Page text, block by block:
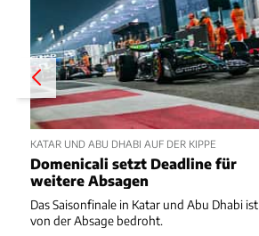
KATAR UND ABU DHABI AUF DER KIPPE
Domenicali setzt Deadline für
weitere Absagen
Das Saisonfinale in Katar und Abu Dhabi ist
von der Absage bedroht.